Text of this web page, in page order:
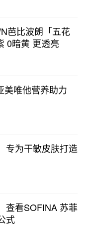
芭比波朗「五花
0暗黄 更透亮
美唯他营养助力
专为干敏皮肤打造
查看SOFINA 苏菲
式